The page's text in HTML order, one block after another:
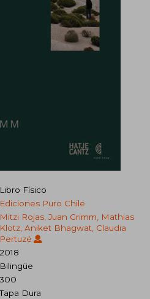
Libro Físico
Ediciones Puro Chile
Mitzi Rojas, Juan Grimm, Mathias
Klotz, Aniket Bhagwat, Claudia
Pertuzé
2018
Bilingüe
300
Dura